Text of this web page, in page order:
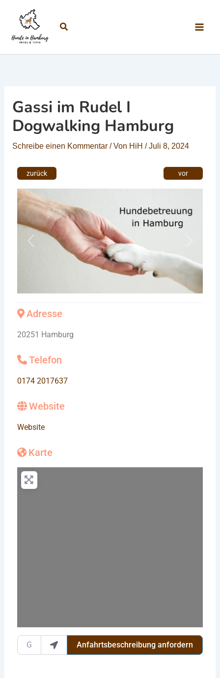
Suchen
Gassi im Rudel I
Dogwalking Hamburg
Schreibe einen Kommentar / Von HiH /Juli 8, 2024
Vorheriges
Adresse
20251 Hamburg
Telefon
0174 2017637
Website
Website
Karte
Gib deinen Standort ein.Anfahrtsbeschreibung anfordern